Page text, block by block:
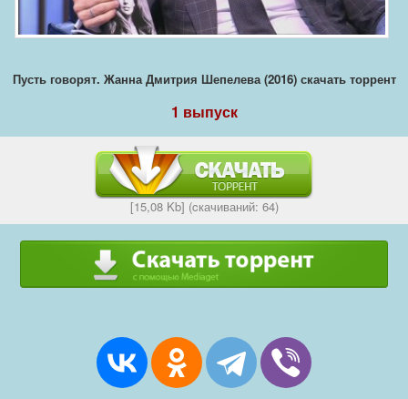
Пусть говорят. Жанна Дмитрия Шепелева (2016) скачать торрент
1 выпуск
[15,08 Kb] (cкачиваний: 64)